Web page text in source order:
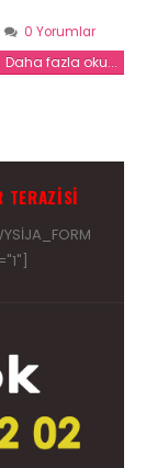
0 Yorumlar
Daha fazla oku...
TERAZISI
Kern Terazi
2014